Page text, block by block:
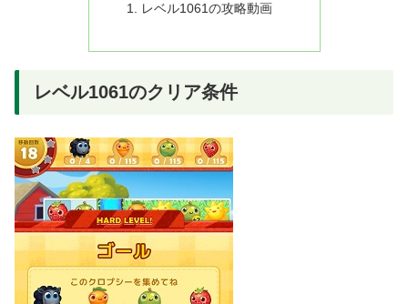
レベル1061の攻略動画
レベル1061のクリア条件